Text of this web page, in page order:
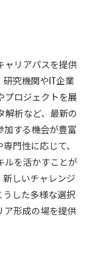
ャリアパスを提供
究機関やIT企業
プロジェクトを展
解析など、最新の
加する機会が豊富
門性に応じて、
ルを活かすことが
しいチャレンジ
した多様な選択
ア形成の場を提供